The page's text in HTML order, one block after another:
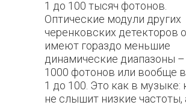
1 до 100 тысяч фотонов.
Оптические модули других
черенковских детекторов
имеют гораздо меньшие
динамические диапазоны
1000 фотонов или вообще
1 до 100. Это как в музыке:
не слышит низкие